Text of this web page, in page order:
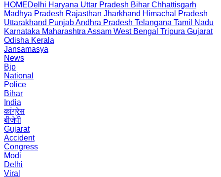
HOMEDelhi Haryana Uttar Pradesh Bihar Chhattisgarh
Madhya Pradesh Rajasthan Jharkhand Himachal Pradesh
Uttarakhand PunjabAndhra Pradesh Telangana Tamil Nadu
Karnataka Maharashtra Assam West Bengal Tripura Gujarat
Odisha Kerala
Jansamasya
News
Bjp
National
Police
Bihar
India
कांग्रेस
बीजेपी
Gujarat
Accident
Congress
Modi
Delhi
Viral